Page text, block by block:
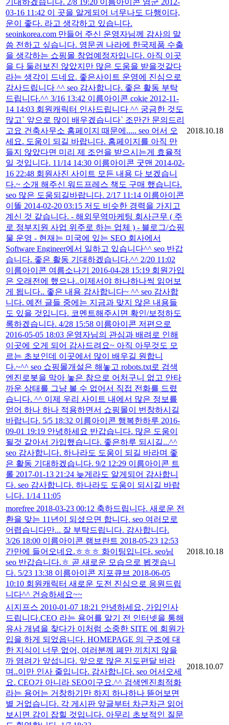
기대하겠습니다. 2/8 19:20 이름아이콘 염군 2012-
03-16 11:42 이 곳을 알게되어 너무나도 다행이다,
운이 좋다. 라고 생각하고 있습니다.
seoinkorea.com 만들어 주신 운영자님께 감사의 말
씀 전하고 싶습니다. 영문권 나라에 한국제품 수출
을 생각하는 쇼핑몰 창업예정자입니다. 아직 이곳
을 다 둘러보진 않았지만 많은 도움을 받을것같다
라는 생각이 드네요. 좋은사이트 운영에 진심으로
감사드립니다 ^^ seo 감사합니다. 좋은 활동 부탁
드립니다.^^ 3/16 13:42 이름아이콘 cokie 2012-11-
14 14:03 회원캐릭터 인사드립니다 ^^ 궁금한 것도
많고` 앞으로 많이 배우겠습니다` 조만간 문의드리
고요 건축사무소 홈페이지 때문에..... seo 어서 오
세요. 도움이 되길 바랍니다. 홈페이지를 아직 만
들지 않았다면 미리 제 조언을 받으시는게 효율적
일 것입니다. 11/14 14:30 이름아이콘 굿맨 2014-02-
16 22:48 회원사진 사이트 모든 내용 다 보겠습니
다.~ 소개 해주신 워드프레스 책도 구매 했습니다.
seo 많은 도움되길바랍니다. 2/17 11:14 이름아이콘
이똘 2014-02-20 03:15 저도 비슷한 경력을 가지고
계신 것 같습니다. - 해외무역마케팅 회사근무 ( 주
로 정부지원 사업 위주로 하는 업체 ) - 블로그/쇼핑
물 운영 - 현재는 미국에 있는 SEO 회사에서
Software Engineer에서 일하고 있습니다^^ seo 반갑
습니다. 좋은 활동 기대하겠습니다.^^ 2/20 11:02
이름아이콘 여름소나기 2016-04-28 15:19 회원가입
은 오래전에 했으나..이제서야 하나하나씩 읽어보
게 됩니다.. 좋은 내용 감사합니다~ ^^ seo 감사합
니다. 예전 글들 중에는 지금과 맞지 않은 내용들
도 있을 것입니다. 코멘트해주시면 확인/보정하도
록하겠습니다. 4/28 15:58 이름아이콘 저편으로
2016-05-05 18:03 운영자님의 관심과 배려로 인해
이곳에 오게 되어 감사드려요~ 아직 아무것도 모
르는 초보인데 이곳에서 많이 배우길 원합니
다.~^^ seo 쇼핑몰개설은 해놓고 robots.txt로 검색
엔진로봇을 막아 놓은 참으로 어처구니 없고 안타
까운 상태를 그냥 볼 수 없어서 직접 전화를 드렸
습니다. ^^ 이제 우리 사이트 내에서 많은 정보를
얻어 하나 하나 적용하면서 쇼핑몰이 번창하시길
바랍니다. 5/5 18:32 이름아이콘 행복한하루 2016-
09-01 19:19 안녕하세요 반갑습니다. 많은 도움이
될것 같아서 가입했습니다. 좋은하루 되시길...^^
seo 감사합니다. 하나라도 도움이 되길 바라며 좋
은 활동 기대하겠습니다. 9/2 12:29 이름아이콘 트
롤 2017-01-13 21:24 늦게라도 알게되어 감사합니
다. seo 감사합니다. 하나라도 도움이 되시길 바랍
니다. 1/14 11:05
2018.10.18
morefree 2018-03-23 00:12 축하드립니다. 새로운 전
환을 맞는 11년이 되셨으면 합니다. seo 여러모로
어렵습니다만... 잘 부탁드립니다. 감사합니다.
3/26 18:00 이름아이콘 램브란트 2018-05-23 12:53
간만에 들어오네요.ㅎㅎㅎ 화이팅입니다. seo님
seo 반갑습니다.ㅎ 곧 새로운 모습으로 뵙겟습니
다. 5/23 13:38 이름아이콘 지포큐브 2018-06-05
10:10 회원캐릭터 새로운 도전 진심으로 응원드립
니다^^ 건승하세요~~
2018.10.18
시지프스 2010-01-07 18:21 안녕하세요, 가입인사
드립니다.CEO 라는 용어를 알기 전 인터넷을 통해
유사 개념을 찾다가 이처럼 소중한 SITE 에 회원가
입을 하게 되었읍니다. HOMEPAGE 의 구조에 대
한 지식이 너무 없어, 여러분께 폐만 끼치지 않을
까 염려가 앞섭니다. 앞으로 많은 지도편달 바라
며..이만 인사 줄입니다. 감사합니다. seo 어서오세
요. CEO가 아니라 SEO이구요.^^ 검색엔진최적화
라는 용어는 거창하기만 하지 하나하나 뜯어보면
별 거없습니다. 각 게시판 앞글부터 차근차근 읽어
보시면 감이 잡힐 것입니다. 아무리 초보적인 질문
2018.10.07